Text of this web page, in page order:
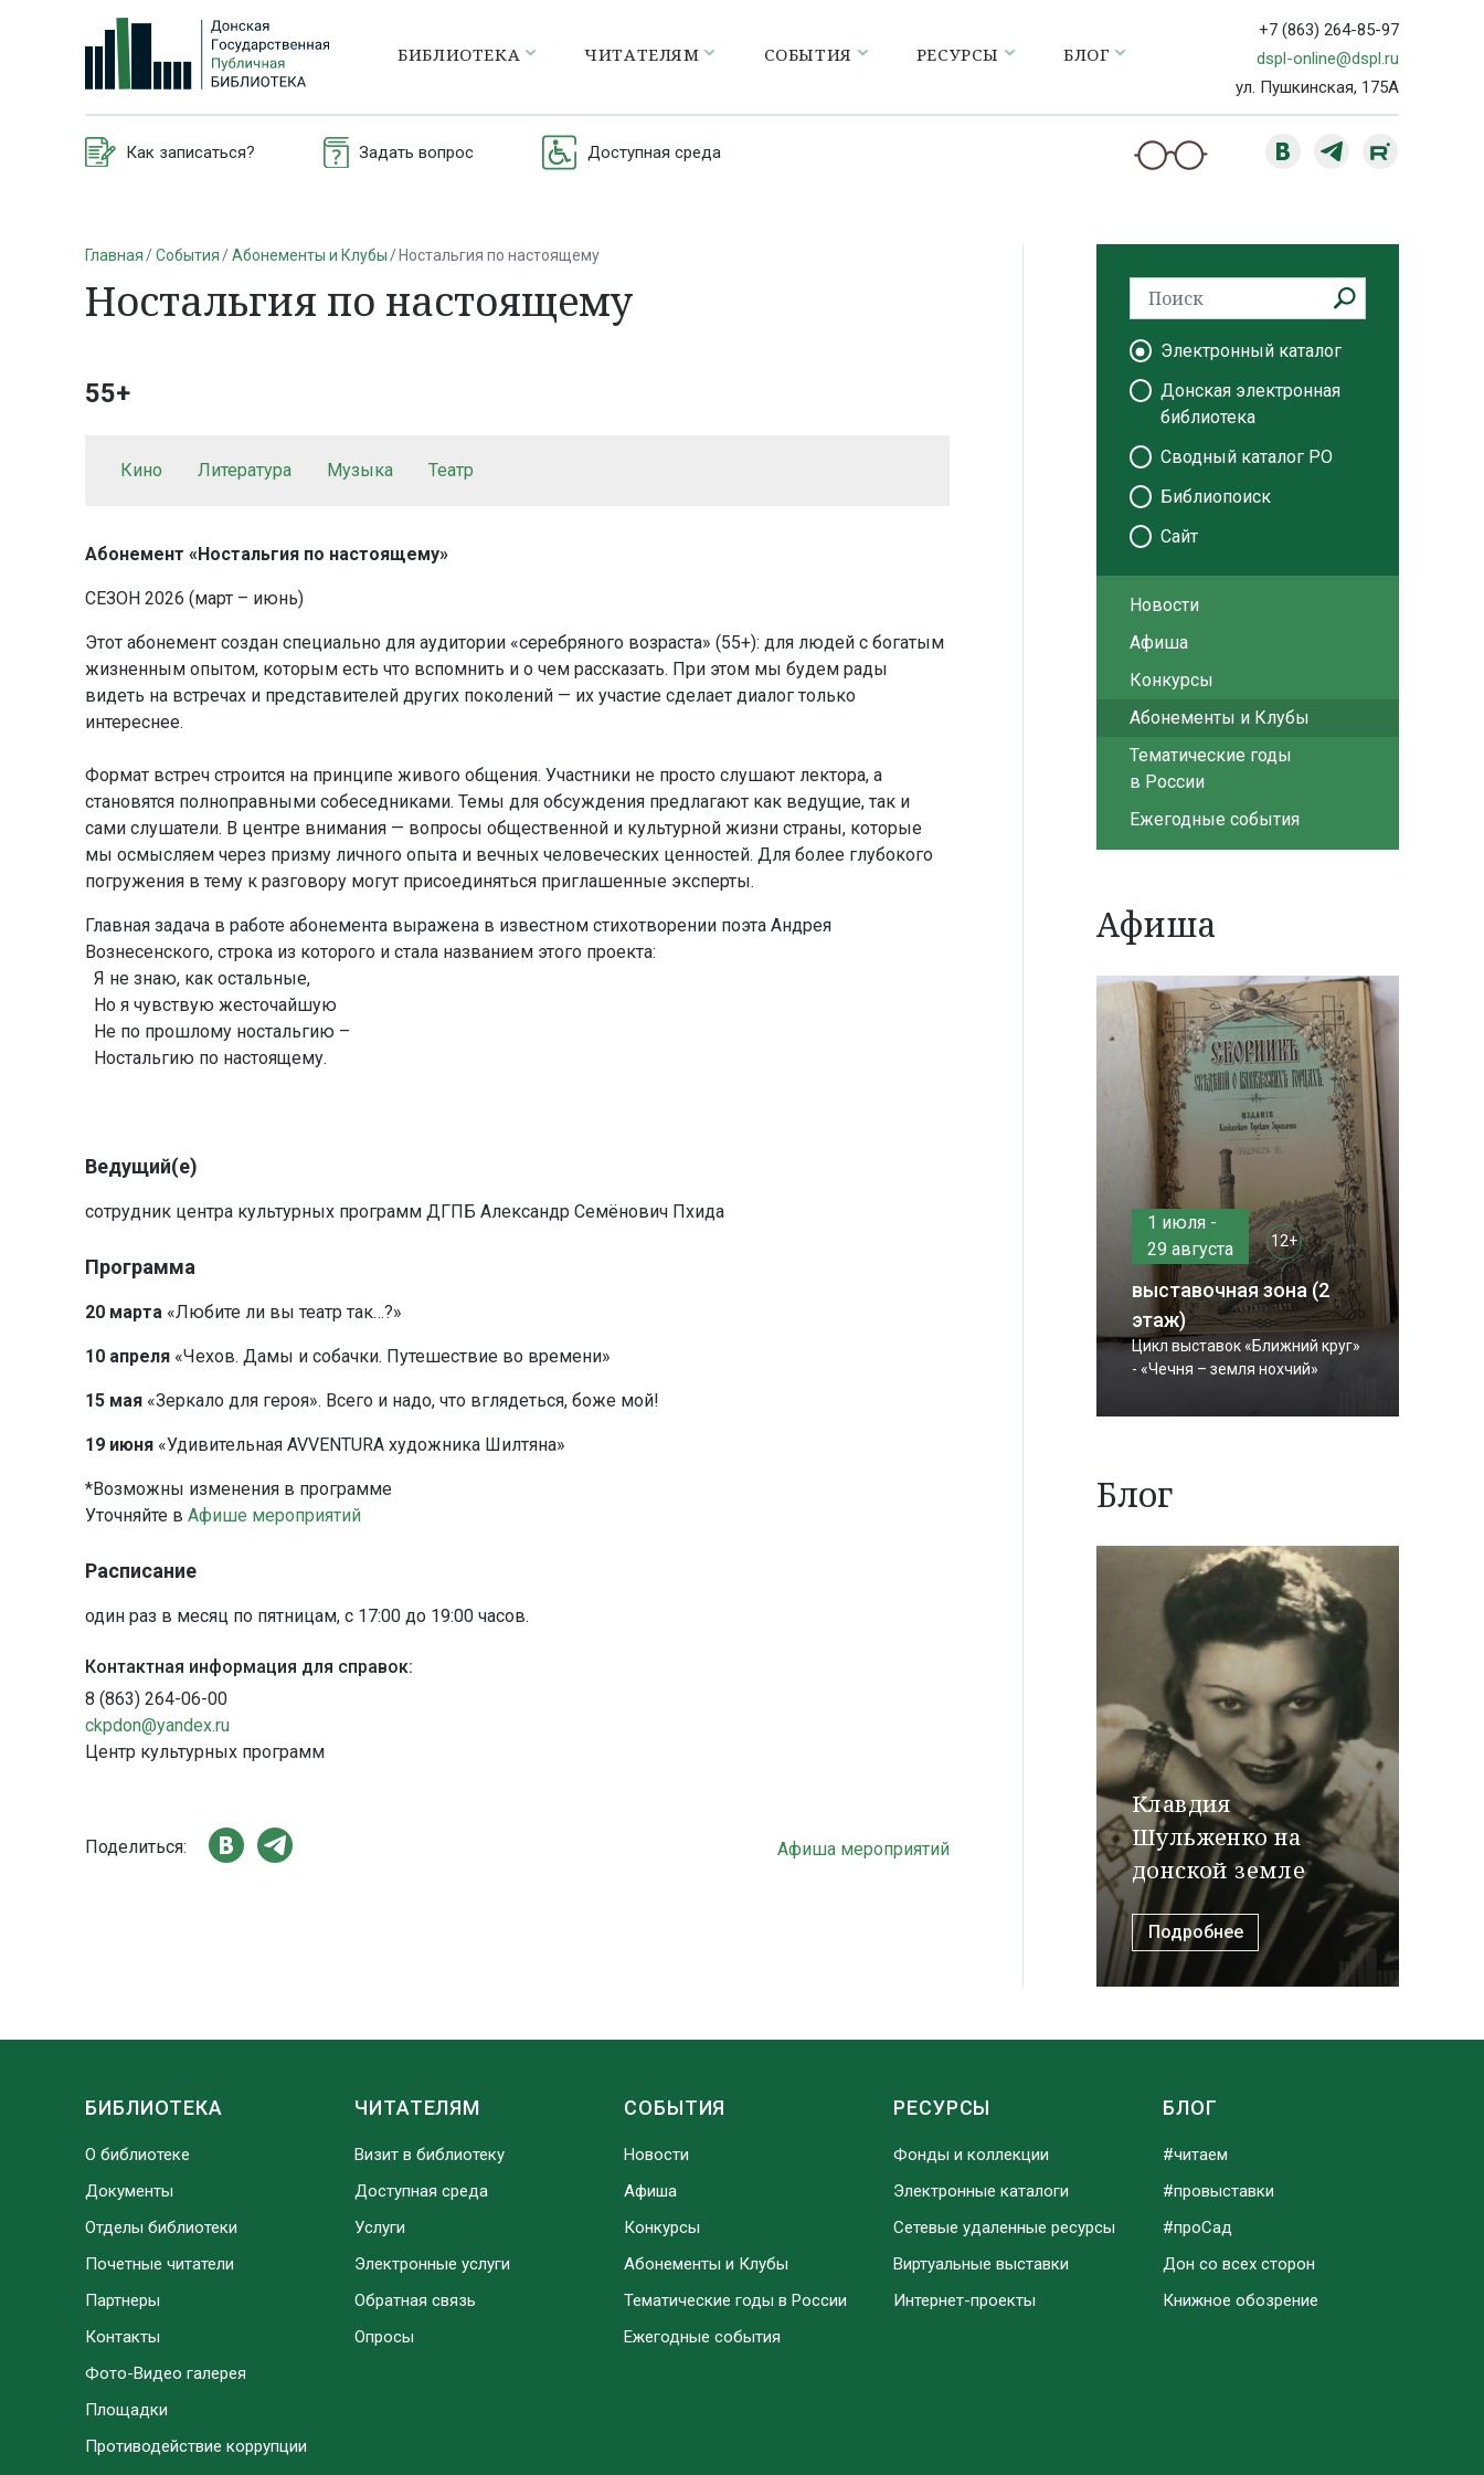
БИБЛИОТЕКА ЧИТАТЕЛЯМ СОБЫТИЯ РЕСУРСЫ БЛОГ
+7 (863) 264-85-97
dspl-online@dspl.ru
ул. Пушкинская, 175А
Как записаться? Задать вопрос Доступная среда
Главная События Абонементы и Клубы Ностальгия по настоящему
Ностальгия по настоящему
55+
Кино Литература Музыка Театр
Абонемент «Ностальгия по настоящему»
СЕЗОН 2026 (март – июнь)
Этот абонемент создан специально для аудитории «серебряного возраста» (55+): для людей с богатым
жизненным опытом, которым есть что вспомнить и о чем рассказать. При этом мы будем рады
видеть на встречах и представителей других поколений — их участие сделает диалог только
интереснее.
Формат встреч строится на принципе живого общения. Участники не просто слушают лектора, а
становятся полноправными собеседниками. Темы для обсуждения предлагают как ведущие, так и
сами слушатели. В центре внимания — вопросы общественной и культурной жизни страны, которые
мы осмысляем через призму личного опыта и вечных человеческих ценностей. Для более глубокого
погружения в тему к разговору могут присоединяться приглашенные эксперты.
Главная задача в работе абонемента выражена в известном стихотворении поэта Андрея
Вознесенского, строка из которого и стала названием этого проекта:
Я не знаю, как остальные,
Но я чувствую жесточайшую
Не по прошлому ностальгию –
Ностальгию по настоящему.
Ведущий(е)
сотрудник центра культурных программ ДГПБ Александр Семёнович Пхида
Программа
20 марта «Любите ли вы театр так…?»
10 апреля «Чехов. Дамы и собачки. Путешествие во времени»
15 мая «Зеркало для героя». Всего и надо, что вглядеться, боже мой!
19 июня «Удивительная AVVENTURA художника Шилтяна»
*Возможны изменения в программе
Уточняйте в Афише мероприятий
Расписание
один раз в месяц по пятницам, с 17:00 до 19:00 часов.
Контактная информация для справок:
8 (863) 264-06-00
ckpdon@yandex.ru
Центр культурных программ
Поделиться: Афиша мероприятий
Электронный каталог
Донская электронная
библиотека
Сводный каталог РО
Библиопоиск
Сайт
Новости
Афиша
Конкурсы
Абонементы и Клубы
Тематические годы
в России
Ежегодные события
Афиша
1 июля -
29 августа
12+
выставочная зона (2
этаж)
Цикл выставок «Ближний круг»
- «Чечня – земля нохчий»
Блог
Клавдия
Шульженко на
донской земле
Подробнее
БИБЛИОТЕКА
О библиотеке
Документы
Отделы библиотеки
Почетные читатели
Партнеры
Контакты
Фото-Видео галерея
Площадки
Противодействие коррупции
ЧИТАТЕЛЯМ
Визит в библиотеку
Доступная среда
Услуги
Электронные услуги
Обратная связь
Опросы
СОБЫТИЯ
Новости
Афиша
Конкурсы
Абонементы и Клубы
Тематические годы в России
Ежегодные события
РЕСУРСЫ
Фонды и коллекции
Электронные каталоги
Сетевые удаленные ресурсы
Виртуальные выставки
Интернет-проекты
БЛОГ
#читаем
#провыставки
#проСад
Дон со всех сторон
Книжное обозрение